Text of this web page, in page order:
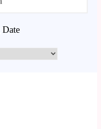
Date